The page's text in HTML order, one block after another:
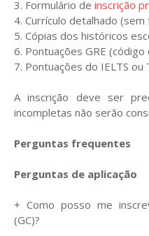
3. Formulário de inscrição
4. Currículo detalhado
5. Cópias dos históricos
6. Pontuações GRE
7. Pontuações do IELTS ou
A inscrição deve ser
incompletas não serão
Perguntas frequentes
Perguntas de aplicação
+ Como posso me
(GC)?